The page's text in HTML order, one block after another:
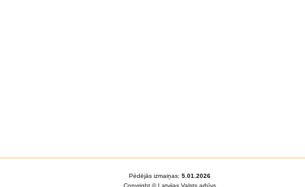
Pēdējās izmaiņas: 5.01.2026
Copyright © Latvijas Valsts arhīvs